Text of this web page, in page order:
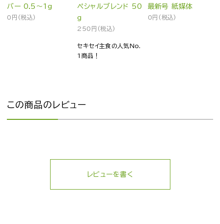
バー 0.5～1g
0円(税込)
ペシャルブレンド 50
g
250円(税込)
セキセイ主食の人気No.
1商品！
最新号 紙媒体
0円(税込)
この商品のレビュー
レビューを書く